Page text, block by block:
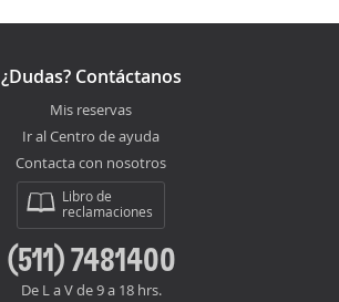
¿Dudas? Contáctanos
Mis reservas
Ir al Centro de ayuda
Contacta con nosotros
Libro de
reclamaciones
(511) 7481400
De L a V de 9 a 18 hrs.